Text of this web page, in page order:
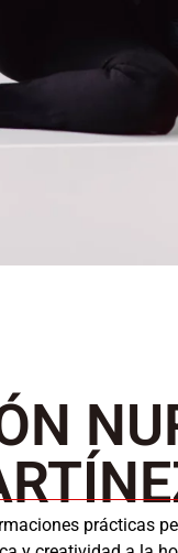
prácticas